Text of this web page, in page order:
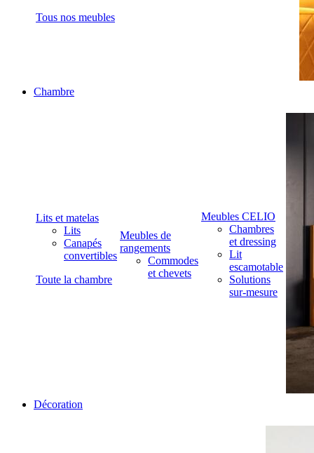
Tous nos meubles
Chambre
Lits et matelas
Lits
Canapés
convertibles
Toute la chambre
Meubles de
rangements
Commodes
et chevets
Meubles CELIO
Chambres
et dressing
Lit
escamotable
Solutions
sur-mesure
Décoration